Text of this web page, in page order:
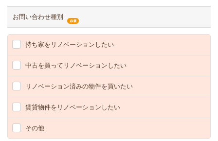
お問い合わせ種別
持ち家をリノベーションしたい
中古を買ってリノベーションしたい
リノベーション済みの物件を買いたい
賃貸物件をリノベーションしたい
その他